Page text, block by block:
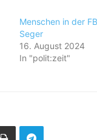
Menschen in der
Seger
16. August 2024
In "polit:zeit"